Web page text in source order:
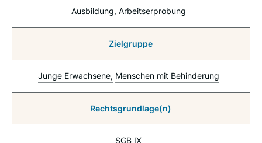
Ausbildung Arbeitserprobung
Zielgruppe
Junge Erwachsene Menschen mit Behinderung
Rechtsgrundlage(n)
SGB IX